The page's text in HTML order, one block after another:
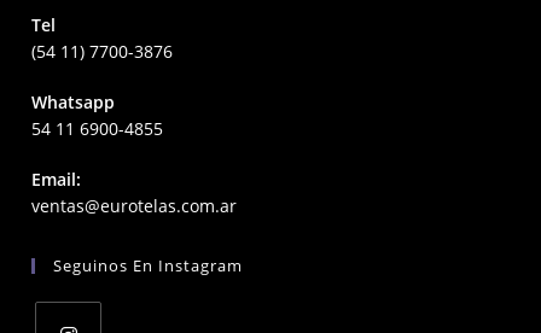
Tel
(54 11) 7700-3876
Whatsapp
54 11 6900-4855
Email:
ventas@eurotelas.com.arOpens
application
Seguinos En Instagram